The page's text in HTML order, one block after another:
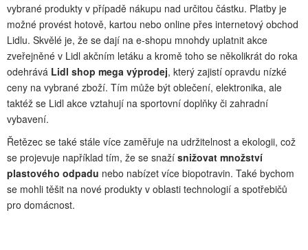
vybrané produkty v případě nákupu nad určitou částku. Platby je
možné provést hotově, kartou nebo online přes internetový obchod
Lidlu. Skvělé je, že se dají na e-shopu mnohdy uplatnit akce
zveřejněné v Lidl akčním letáku a kromě toho se několikrát do roka
odehrává Lidl shop mega výprodej, který zajistí opravdu nízké
ceny na vybrané zboží. Tím může být oblečení, elektronika, ale
taktéž se Lidl akce vztahují na sportovní doplňky či zahradní
vybavení.
Řetězec se také stále více zaměřuje na udržitelnost a ekologii, což
se projevuje například tím, že se snaží snižovat množství
plastového odpadu nebo nabízet více biopotravin. Také bychom
se mohli těšit na nové produkty v oblasti technologií a spotřebičů
pro domácnost.